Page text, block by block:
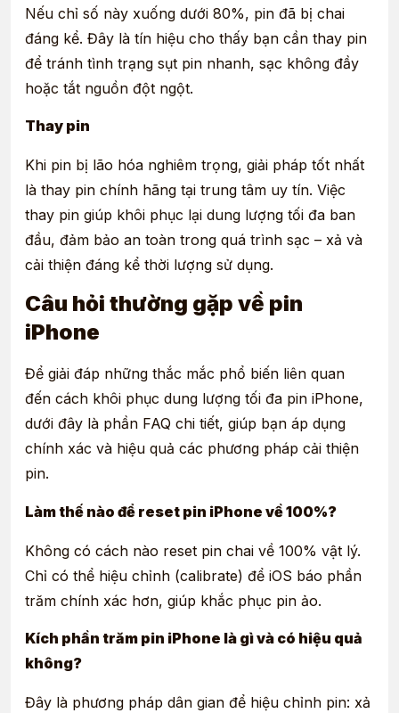
Nếu chỉ số này xuống dưới 80%, pin đã bị chai
đáng kể. Đây là tín hiệu cho thấy bạn cần thay pin
để tránh tình trạng sụt pin nhanh, sạc không đầy
hoặc tắt nguồn đột ngột.
Thay pin
Khi pin bị lão hóa nghiêm trọng, giải pháp tốt nhất
là thay pin chính hãng tại trung tâm uy tín. Việc
thay pin giúp khôi phục lại dung lượng tối đa ban
đầu, đảm bảo an toàn trong quá trình sạc – xả và
cải thiện đáng kể thời lượng sử dụng.
Câu hỏi thường gặp về pin
iPhone
Để giải đáp những thắc mắc phổ biến liên quan
đến cách khôi phục dung lượng tối đa pin iPhone,
dưới đây là phần FAQ chi tiết, giúp bạn áp dụng
chính xác và hiệu quả các phương pháp cải thiện
pin.
Làm thế nào để reset pin iPhone về 100%?
Không có cách nào reset pin chai về 100% vật lý.
Chỉ có thể hiệu chỉnh (calibrate) để iOS báo phần
trăm chính xác hơn, giúp khắc phục pin ảo.
Kích phần trăm pin iPhone là gì và có hiệu quả
không?
Đây là phương pháp dân gian để hiệu chỉnh pin: xả